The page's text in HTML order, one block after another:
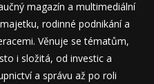
magazín a multimediální
rodinné podnikání a
Věnuje se tématům,
i složitá, od investic a
a správu až po roli